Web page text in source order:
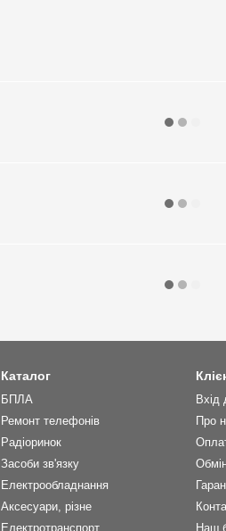
Каталог
БПЛА
Ремонт телефонів
Радіоринок
Засоби зв'язку
Електрообладнання
Аксесуари, різне
Електротранспорт
Вхід
Про
Наш